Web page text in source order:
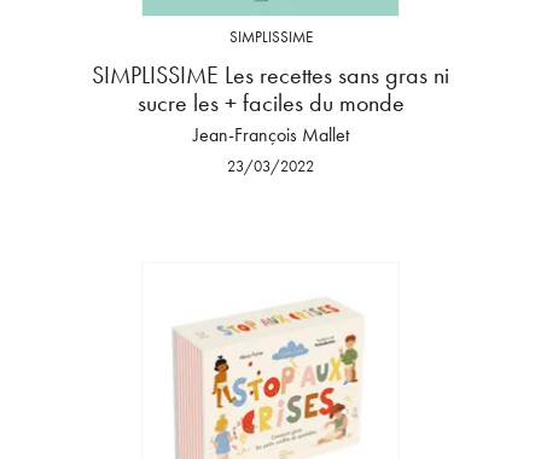
SIMPLISSIME
SIMPLISSIME Les recettes sans gras ni
sucre les + faciles du monde
Jean-François Mallet
23/03/2022